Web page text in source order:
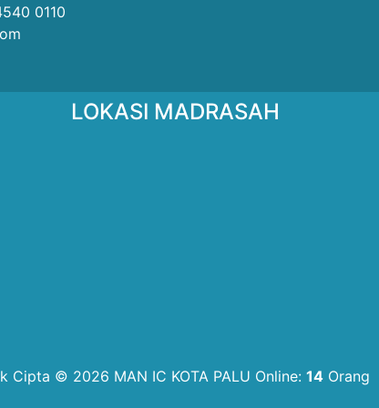
0110
LOKASI MADRASAH
Cipta © 2026 MAN IC KOTA PALU Online: 14Orang